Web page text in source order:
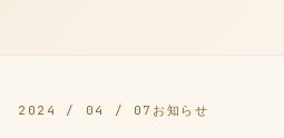
2024 / 04 / 07 お知らせ